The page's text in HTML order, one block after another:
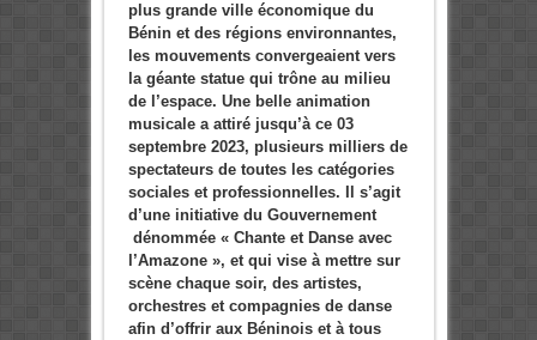
plus grande ville économique du
Bénin et des régions environnantes,
les mouvements convergeaient vers
la géante statue qui trône au milieu
de l’espace. Une belle animation
musicale a attiré jusqu’à ce 03
septembre 2023, plusieurs milliers de
spectateurs de toutes les catégories
sociales et professionnelles. Il s’agit
d’une initiative du Gouvernement
dénommée « Chante et Danse avec
l’Amazone », et qui vise à mettre sur
scène chaque soir, des artistes,
orchestres et compagnies de danse
afin d’offrir aux Béninois et à tous